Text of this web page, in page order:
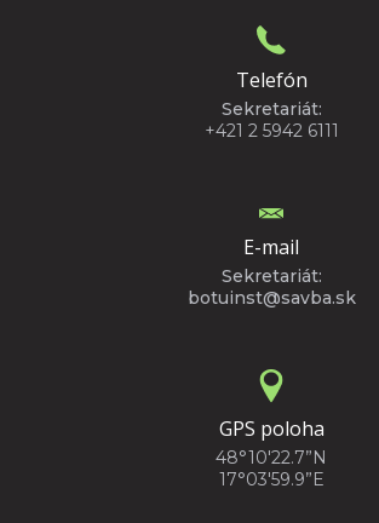
Telefón
Sekretariát:
+421 2 5942 6111
E-mail
Sekretariát:
botuinst@savba.sk
GPS poloha
48°10'22.7”N
17°03'59.9”E